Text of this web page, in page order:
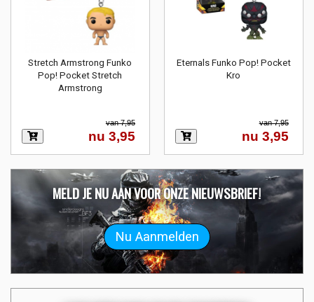
Stretch Armstrong Funko
Pop! Pocket Stretch
Armstrong
van 7,95
nu 3,95
Eternals Funko Pop! Pocket
Kro
van 7,95
nu 3,95
MELD JE NU AAN VOOR ONZE NIEUWSBRIEF!